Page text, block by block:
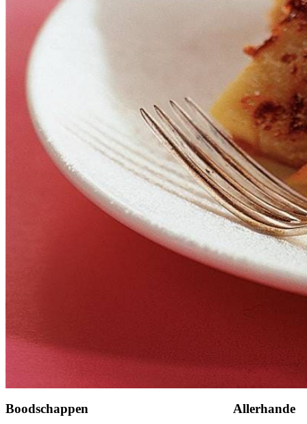
blanke rozijnen
25
poedersuiker
Boodschappen Allerhande